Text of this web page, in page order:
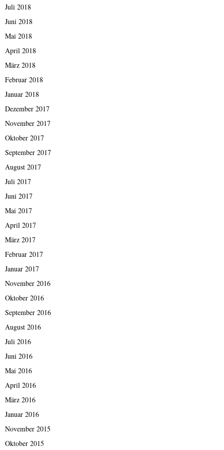
Juli 2018
Juni 2018
Mai 2018
April 2018
März 2018
Februar 2018
Januar 2018
Dezember 2017
November 2017
Oktober 2017
September 2017
August 2017
Juli 2017
Juni 2017
Mai 2017
April 2017
März 2017
Februar 2017
Januar 2017
November 2016
Oktober 2016
September 2016
August 2016
Juli 2016
Juni 2016
Mai 2016
April 2016
März 2016
Januar 2016
November 2015
Oktober 2015